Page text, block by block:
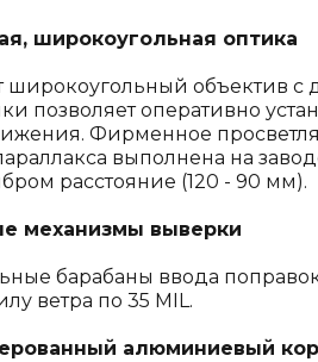
широкоугольная оптика
объектив с
позволяет оперативно
Фирменное
выполнена на
расстояние (120 - 90 мм).
механизмы выверки
барабаны ввода поправок
ветра по 35 MIL.
алюминиевый